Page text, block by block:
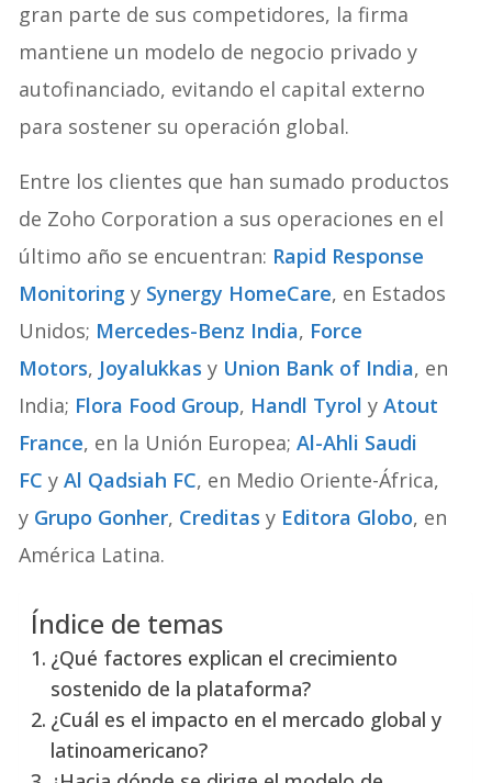
gran parte de sus competidores, la firma
mantiene un modelo de negocio privado y
autofinanciado, evitando el capital externo
para sostener su operación global.
Entre los clientes que han sumado productos
de Zoho Corporation a sus operaciones en el
último año se encuentran: Rapid Response
Monitoring y Synergy HomeCare, en Estados
Unidos; Mercedes-Benz India, Force
Motors, Joyalukkas y Union Bank of India, en
India; Flora Food Group, Handl Tyrol yAtout
France, en la Unión Europea;Al-Ahli Saudi
FC yAl Qadsiah FC, en Medio Oriente-África,
y Grupo Gonher, Creditas y Editora Globo, en
América Latina.
Índice de temas
¿Qué factores explican el crecimiento
sostenido de la plataforma?
¿Cuál es el impacto en el mercado global y
latinoamericano?